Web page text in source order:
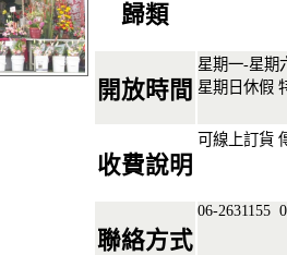
歸類
開放時間
星期一-星期
星期日休假
收費說明
可線上訂貨
聯絡方式
06-2631155